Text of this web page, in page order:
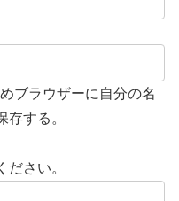
ブラウザーに自分の名
する。
ださい。